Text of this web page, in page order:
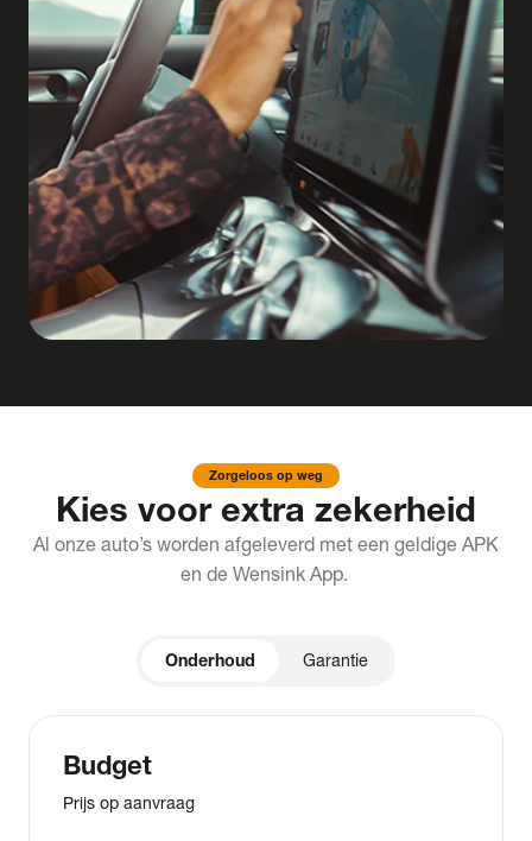
Zorgeloos op weg
Kies voor extra zekerheid
Al onze auto’s worden afgeleverd met een geldige APK
en de Wensink App.
Onderhoud Garantie
Budget
Prijs op aanvraag